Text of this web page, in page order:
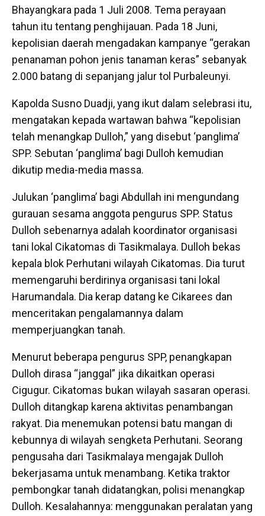
Bhayangkara pada 1 Juli 2008. Tema perayaan
tahun itu tentang penghijauan. Pada 18 Juni,
kepolisian daerah mengadakan kampanye “gerakan
penanaman pohon jenis tanaman keras” sebanyak
2.000 batang di sepanjang jalur tol Purbaleunyi.
Kapolda Susno Duadji, yang ikut dalam selebrasi itu,
mengatakan kepada wartawan bahwa “kepolisian
telah menangkap Dulloh,” yang disebut ‘panglima’
SPP. Sebutan ‘panglima’ bagi Dulloh kemudian
dikutip media-media massa.
Julukan ‘panglima’ bagi Abdullah ini mengundang
gurauan sesama anggota pengurus SPP. Status
Dulloh sebenarnya adalah koordinator organisasi
tani lokal Cikatomas di Tasikmalaya. Dulloh bekas
kepala blok Perhutani wilayah Cikatomas. Dia turut
memengaruhi berdirinya organisasi tani lokal
Harumandala. Dia kerap datang ke Cikarees dan
menceritakan pengalamannya dalam
memperjuangkan tanah.
Menurut beberapa pengurus SPP, penangkapan
Dulloh dirasa “janggal” jika dikaitkan operasi
Cigugur. Cikatomas bukan wilayah sasaran operasi.
Dulloh ditangkap karena aktivitas penambangan
rakyat. Dia menemukan potensi batu mangan di
kebunnya di wilayah sengketa Perhutani. Seorang
pengusaha dari Tasikmalaya mengajak Dulloh
bekerjasama untuk menambang. Ketika traktor
pembongkar tanah didatangkan, polisi menangkap
Dulloh. Kesalahannya: menggunakan peralatan yang